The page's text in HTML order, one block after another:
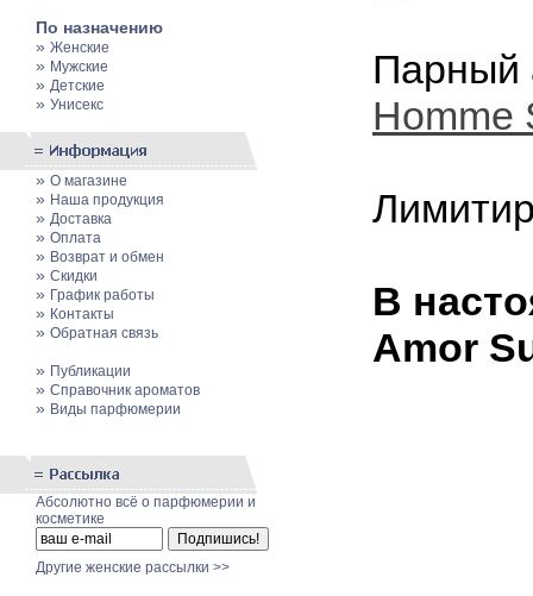
По назначению
» Женские
» Мужские
» Детские
» Унисекс
» О магазине
» Наша продукция
» Доставка
» Оплата
» Возврат и обмен
» Скидки
» График работы
» Контакты
» Обратная связь
» Публикации
» Cправочник ароматов
» Виды парфюмерии
Абсолютно всё о парфюмерии и
косметике
Другие женские рассылки >>
Парный
Homme
В
Amor